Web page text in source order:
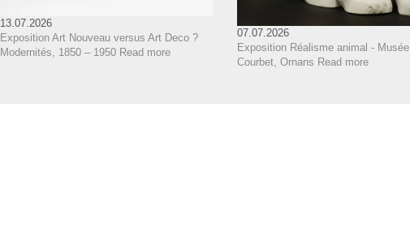
13.07.2026
Exposition Art Nouveau versus Art Deco ?
Modernités, 1850 – 1950 Read more
07.07.2026
Exposition Réalisme animal - Musée
Courbet, Ornans Read more